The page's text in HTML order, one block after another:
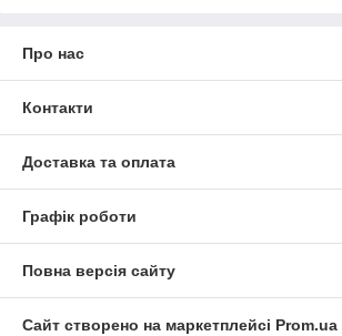
Про нас
Контакти
Доставка та оплата
Графік роботи
Повна версія сайту
Сайт створено на маркетплейсі Prom.ua